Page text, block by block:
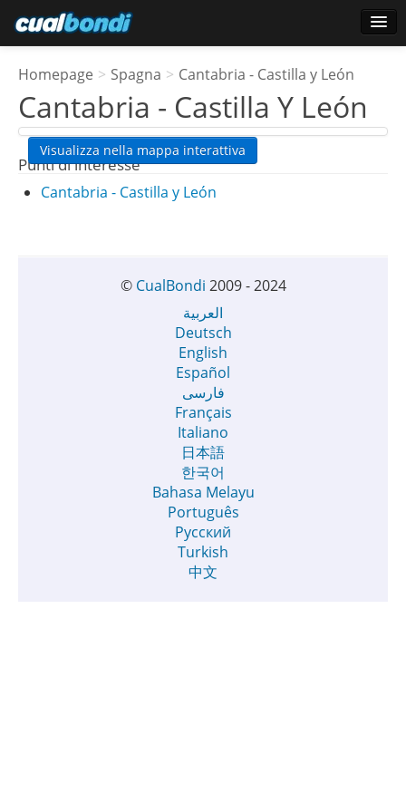
Utenti preferiti
Sondaggio
Homepage > Spagna > Cantabria - Castilla y León
Cantabria - Castilla Y León
Visualizza nella mappa interattiva
Punti di interesse
Cantabria - Castilla y León
© CualBondi 2009 - 2024
العربية
Deutsch
English
Español
فارسی
Français
Italiano
日本語
한국어
Bahasa Melayu
Português
Русский
Turkish
中文